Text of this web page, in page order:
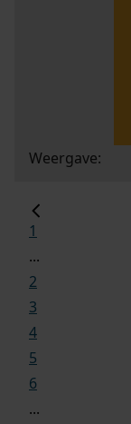
Weergave:
1
...
2
3
4
5
6
...